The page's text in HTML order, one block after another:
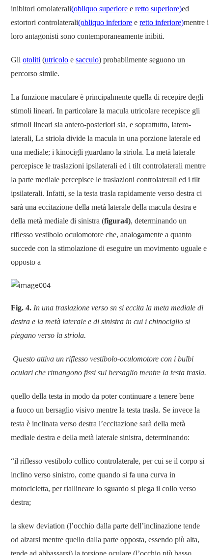
inibitori omolaterali(obliquo superiore eretto superiore)ed
estortori controlaterali(obliquo inferiore eretto inferiore)mentre i
loro antagonisti sono contemporaneamente inibiti.
Gliotoliti (utricolo esacculo) probabilmente seguono un
percorso simile.
La funzione maculare è principalmente quella di recepire degli
stimoli lineari. In particolare la macula utricolare recepisce gli
stimoli lineari sia antero-posteriori sia, e soprattutto, latero-
laterali, La striola divide la macula in una porzione laterale ed
una mediale; i kinocigli guardano la striola. La metà laterale
percepisce le traslazioni ipsilaterali ed i tilt controlaterali mentre
la parte mediale percepisce le traslazioni controlaterali ed i tilt
ipsilaterali. Infatti, se la testa trasla rapidamente verso destra ci
sarà una eccitazione della metà laterale della macula destra e
della metà mediale di sinistra (figura4), determinando un
riflesso vestibolo oculomotore che, analogamente a quanto
succede con la stimolazione di eseguire un movimento uguale e
opposto a
Fig. 4. In una traslazione verso sn si eccita la meta mediale di
destra e la metà laterale e di sinistra in cui i chinociglio si
piegano verso la striola.
Questo attiva un riflesso vestibolo-oculomotore con i bulbi
oculari che rimangono fissi sul bersaglio mentre la testa trasla.
quello della testa in modo da poter continuare a tenere bene
a fuoco un bersaglio visivo mentre la testa trasla. Se invece la
testa è inclinata verso destra l’eccitazione sarà della metà
mediale destra e della metà laterale sinistra, determinando:
“il riflesso vestibolo collico controlaterale, per cui se il corpo si
inclino verso sinistro, come quando si fa una curva in
motocicletta, per riallineare lo sguardo si piega il collo verso
destra;
la skew deviation (l’occhio dalla parte dell’inclinazione tende
od alzarsi mentre quello dalla parte opposta, essendo più alta,
tende ad abbassarsi) la torsione oculare (l’occhio più basso